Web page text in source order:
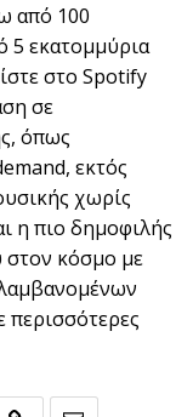
από 100
5 εκατομμύρια
στο Spotify
σε
όπως
εκτός
χωρίς
η πιο δημοφιλής
στον κόσμο με